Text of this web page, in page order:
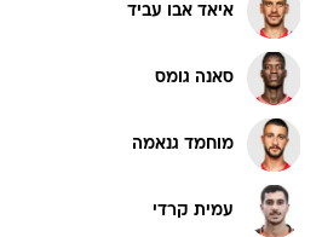
איאד אבו עביד
סאנה גומס
מוחמד גנאמה
עמית קרדי